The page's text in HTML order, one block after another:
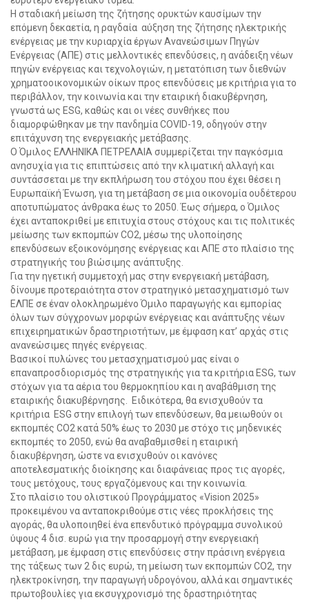
Η σταδιακή μείωση της ζήτησης ορυκτών καυσίμων την
επόμενη δεκαετία, η ραγδαία αύξηση της ζήτησης ηλεκτρικής
ενέργειας με την κυριαρχία έργων Ανανεώσιμων Πηγών
Ενέργειας (ΑΠΕ) στις μελλοντικές επενδύσεις, η ανάδειξη νέων
πηγών ενέργειας και τεχνολογιών, η μετατόπιση των διεθνών
χρηματοοικονομικών οίκων προς επενδύσεις με κριτήρια για το
περιβάλλον, την κοινωνία και την εταιρική διακυβέρνηση,
γνωστά ως ESG, καθώς και οι νέες συνθήκες που
διαμορφώθηκαν με την πανδημία COVID-19, οδηγούν στην
επιτάχυνση της ενεργειακής μετάβασης.
Ο Όμιλος ΕΛΛΗΝΙΚΑ ΠΕΤΡΕΛΑΙΑ συμμερίζεται την παγκόσμια
ανησυχία για τις επιπτώσεις από την κλιματική αλλαγή και
συντάσσεται με την εκπλήρωση του στόχου που έχει θέσει η
Ευρωπαϊκή Ένωση, για τη μετάβαση σε μια οικονομία ουδέτερου
αποτυπώματος άνθρακα έως το 2050. Έως σήμερα, ο Όμιλος
έχει ανταποκριθεί με επιτυχία στους στόχους και τις πολιτικές
μείωσης των εκπομπών CO2, μέσω της υλοποίησης
επενδύσεων εξοικονόμησης ενέργειας και ΑΠΕ στο πλαίσιο της
στρατηγικής του βιώσιμης ανάπτυξης.
Για την ηγετική συμμετοχή μας στην ενεργειακή μετάβαση,
δίνουμε προτεραιότητα στον στρατηγικό μετασχηματισμό των
ΕΛΠΕ σε έναν ολοκληρωμένο Όμιλο παραγωγής και εμπορίας
όλων των σύγχρονων μορφών ενέργειας και ανάπτυξης νέων
επιχειρηματικών δραστηριοτήτων, με έμφαση κατ’ αρχάς στις
ανανεώσιμες πηγές ενέργειας.
Βασικοί πυλώνες του μετασχηματισμού μας είναι ο
επαναπροσδιορισμός της στρατηγικής για τα κριτήρια ESG, των
στόχων για τα αέρια του θερμοκηπίου και η αναβάθμιση της
εταιρικής διακυβέρνησης. Ειδικότερα, θα ενισχυθούν τα
κριτήρια ESG στην επιλογή των επενδύσεων, θα μειωθούν οι
εκπομπές CO2 κατά 50% έως το 2030 με στόχο τις μηδενικές
εκπομπές το 2050, ενώ θα αναβαθμισθεί η εταιρική
διακυβέρνηση, ώστε να ενισχυθούν οι κανόνες
αποτελεσματικής διοίκησης και διαφάνειας προς τις αγορές,
τους μετόχους, τους εργαζόμενους και την κοινωνία.
Στο πλαίσιο του ολιστικού Προγράμματος «Vision 2025»
προκειμένου να ανταποκριθούμε στις νέες προκλήσεις της
αγοράς, θα υλοποιηθεί ένα επενδυτικό πρόγραμμα συνολικού
ύψους 4 δισ. ευρώ για την προσαρμογή στην ενεργειακή
μετάβαση, με έμφαση στις επενδύσεις στην πράσινη ενέργεια
της τάξεως των 2 δις ευρώ, τη μείωση των εκπομπών CO2, την
ηλεκτροκίνηση, την παραγωγή υδρογόνου, αλλά και σημαντικές
πρωτοβουλίες για εκσυγχρονισμό της δραστηριότητας